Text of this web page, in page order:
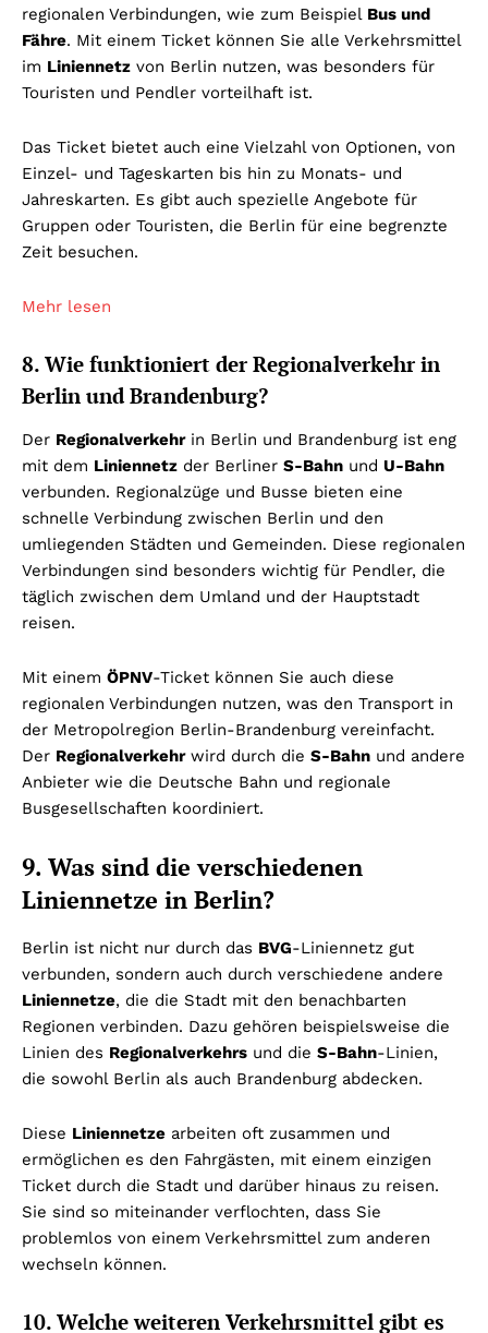
regionalen Verbindungen, wie zum Beispiel Bus und
Fähre. Mit einem Ticket können Sie alle Verkehrsmittel
im Liniennetz von Berlin nutzen, was besonders für
Touristen und Pendler vorteilhaft ist.
Das Ticket bietet auch eine Vielzahl von Optionen, von
Einzel- und Tageskarten bis hin zu Monats- und
Jahreskarten. Es gibt auch spezielle Angebote für
Gruppen oder Touristen, die Berlin für eine begrenzte
Zeit besuchen.
Mehr lesen
8. Wie funktioniert der Regionalverkehr in
Berlin und Brandenburg?
Der Regionalverkehrin Berlin und Brandenburg ist eng
mit dem Liniennetz der Berliner S-Bahn und U-Bahn
verbunden. Regionalzüge und Busse bieten eine
schnelle Verbindung zwischen Berlin und den
umliegenden Städten und Gemeinden. Diese regionalen
Verbindungen sind besonders wichtig für Pendler, die
täglich zwischen dem Umland und der Hauptstadt
reisen.
Mit einem ÖPNV-Ticket können Sie auch diese
regionalen Verbindungen nutzen, was den Transport in
der Metropolregion Berlin-Brandenburg vereinfacht.
Der Regionalverkehrwird durch die S-Bahn und andere
Anbieter wie die Deutsche Bahn und regionale
Busgesellschaften koordiniert.
9. Was sind die verschiedenen
Liniennetze in Berlin?
Berlin ist nicht nur durch das BVG-Liniennetz gut
verbunden, sondern auch durch verschiedene andere
Liniennetze, die die Stadt mit den benachbarten
Regionen verbinden. Dazu gehören beispielsweise die
Linien des Regionalverkehrs und die S-Bahn-Linien,
die sowohl Berlin als auch Brandenburg abdecken.
Diese Liniennetze arbeiten oft zusammen und
ermöglichen es den Fahrgästen, mit einem einzigen
Ticket durch die Stadt und darüber hinaus zu reisen.
Sie sind so miteinander verflochten, dass Sie
problemlos von einem Verkehrsmittel zum anderen
wechseln können.
10. Welche weiteren Verkehrsmittel gibt es